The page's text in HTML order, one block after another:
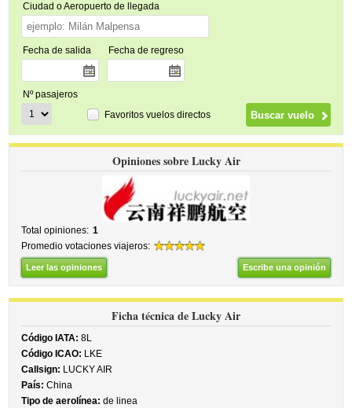
Ciudad o Aeropuerto de llegada
Fecha de salida Fecha de regreso
Nº pasajeros
Favoritos vuelos directos
Opiniones sobre Lucky Air
Total opiniones: 1
Promedio votaciones viajeros:
Leer las opiniones Escribe una opinión
Ficha técnica de Lucky Air
Código IATA: 8L
Código ICAO: LKE
Callsign: LUCKY AIR
País: China
Tipo de aerolínea: de linea